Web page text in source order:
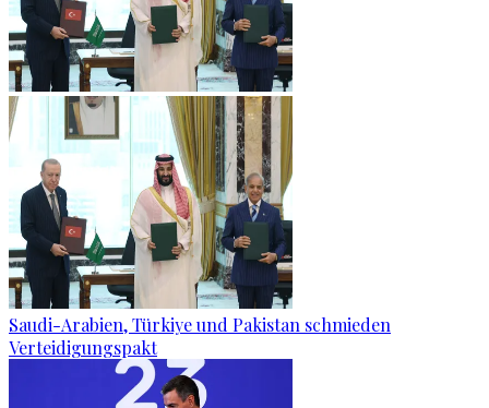
Saudi-Arabien, Türkiye und Pakistan schmieden
Verteidigungspakt